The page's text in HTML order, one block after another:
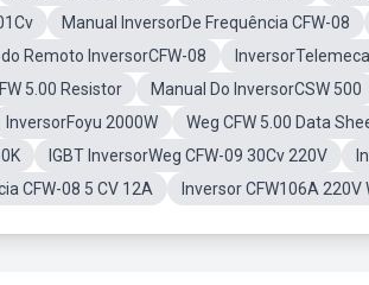
Manual InversorDe Frequência CFW-08
Remoto InversorCFW-08
5.00 Resistor
Manual Do InversorCSW 500
InversorFoyu 2000W Weg CFW 5.00 Data
IGBT InversorWeg CFW-09 30Cv 220V
CFW-08 5 CV 12A
Inversor CFW106A 220V